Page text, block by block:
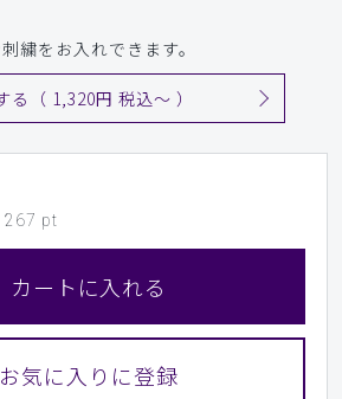
繍をお入れできます。
る（ 1,320円 税込〜 ）
267 pt
カートに入れる